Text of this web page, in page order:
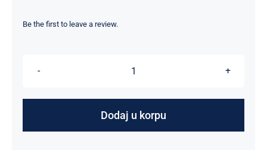
Be the first to leave a review.
BCAA
-
Dodaj u korpu